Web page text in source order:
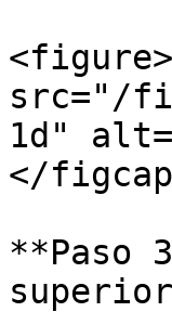
src="/
1d"
</
**Paso